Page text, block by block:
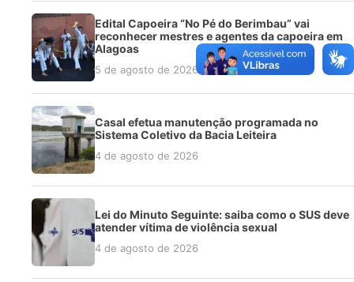
Edital Capoeira “No Pé do Berimbau” vai
reconhecer mestres e agentes da capoeira em
Alagoas
5 de agosto de 2026
Casal efetua manutenção programada no
Sistema Coletivo da Bacia Leiteira
4 de agosto de 2026
Lei do Minuto Seguinte: saiba como o SUS deve
atender vítima de violência sexual
4 de agosto de 2026